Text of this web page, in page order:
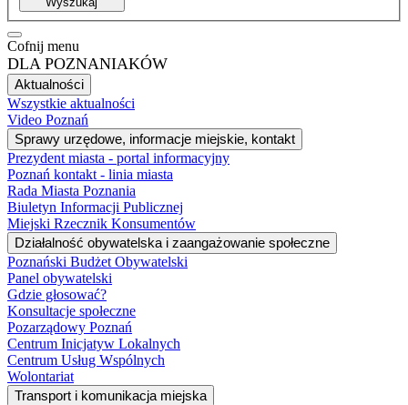
Cofnij menu
DLA POZNANIAKÓW
Aktualności
Wszystkie aktualności
Video Poznań
Sprawy urzędowe, informacje miejskie, kontakt
Prezydent miasta - portal informacyjny
Poznań kontakt - linia miasta
Rada Miasta Poznania
Biuletyn Informacji Publicznej
Miejski Rzecznik Konsumentów
Działalność obywatelska i zaangażowanie społeczne
Poznański Budżet Obywatelski
Panel obywatelski
Gdzie głosować?
Konsultacje społeczne
Pozarządowy Poznań
Centrum Inicjatyw Lokalnych
Centrum Usług Wspólnych
Wolontariat
Transport i komunikacja miejska